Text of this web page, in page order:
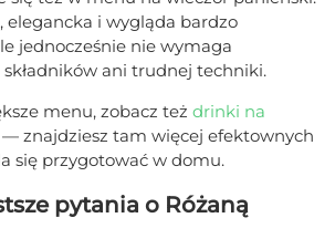
elegancka i wygląda bardzo
jednocześnie nie wymaga
ani trudnej techniki.
menu, zobacz też drinki na
— znajdziesz tam więcej efektownych
się przygotować w domu.
pytania o Różaną